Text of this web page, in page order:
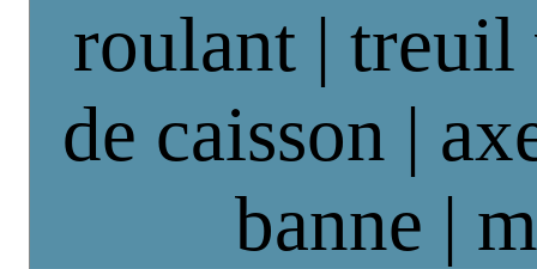
roulant |
de caisson |
banne |